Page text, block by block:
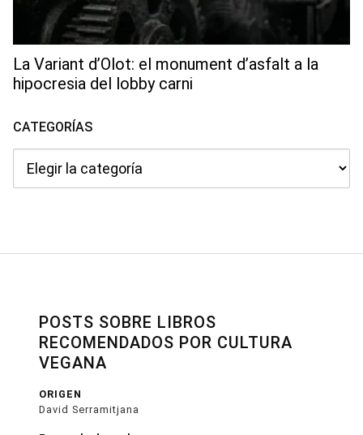
La Variant d’Olot: el monument d’asfalt a la
hipocresia del lobby carni
CATEGORÍAS
POSTS SOBRE LIBROS
RECOMENDADOS POR CULTURA
VEGANA
ORIGEN
David Serramitjana